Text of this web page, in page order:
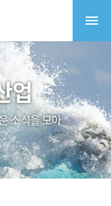
업
소식을 모아